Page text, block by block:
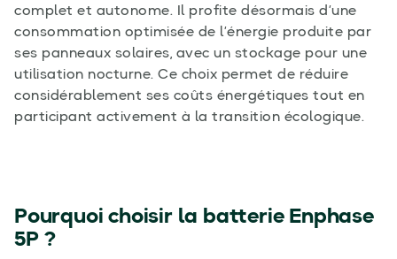
complet et autonome. Il profite désormais d’une
consommation optimisée de l’énergie produite par
ses panneaux solaires, avec un stockage pour une
utilisation nocturne. Ce choix permet de réduire
considérablement ses coûts énergétiques tout en
participant activement à la transition écologique.
Pourquoi choisir la batterie Enphase
5P ?